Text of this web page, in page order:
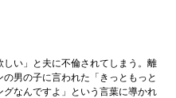
い」と夫に不倫されてしまう。離
男の子に言われた「きっともっと
なんですよ」という言葉に導かれ